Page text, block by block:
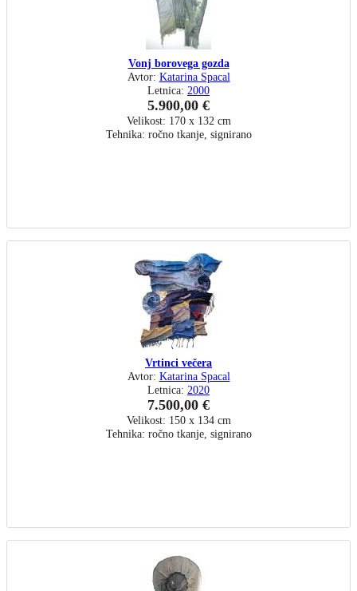
Vonj borovega gozda
Avtor: Katarina Spacal
Letnica: 2000
5.900,00 €
Velikost: 170 x 132 cm
Tehnika: ročno tkanje, signirano
Vrtinci večera
Avtor: Katarina Spacal
Letnica: 2020
7.500,00 €
Velikost: 150 x 134 cm
Tehnika: ročno tkanje, signirano